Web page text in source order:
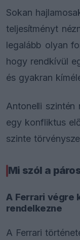
Sokan
teljesítményt
legalább olyan
hogy rendkívül
és gyakran
Antonelli szintén
egy konfliktus
szinte
Mi szól a
A Ferrari végre
rendelkezne
A Ferrari